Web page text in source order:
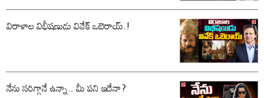
విరాళాల విభీషణుడు వివేక్ ఒబెరాయ్.!
నేను సరిగ్గానే ఉన్నా.. మీ పని ఇదేనా?